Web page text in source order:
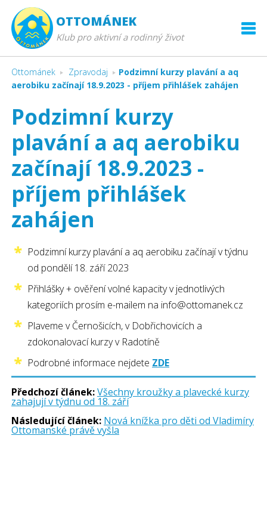
OTTOMÁNEK
Klub pro aktivní a rodinný život
Ottománek Zpravodaj
Podzimní kurzy plavání a aq
aerobiku začínají 18.9.2023 - příjem přihlášek zahájen
Podzimní kurzy
plavání a aq aerobiku
začínají 18.9.2023 -
příjem přihlášek
zahájen
Podzimní kurzy plavání a aq aerobiku začínají v týdnu
od pondělí 18. září 2023
Přihlášky + ověření volné kapacity v jednotlivých
kategoriích prosím e-mailem na info@ottomanek.cz
Plaveme v Černošicích, v Dobřichovicích a
zdokonalovací kurzy v Radotíně
Podrobné informace nejdete ZDE
Předchozí článek:Všechny kroužky a plavecké kurzy
zahajují v týdnu od 18. září
Následující článek: Nová knížka pro děti od Vladimíry
Ottomanské právě vyšla